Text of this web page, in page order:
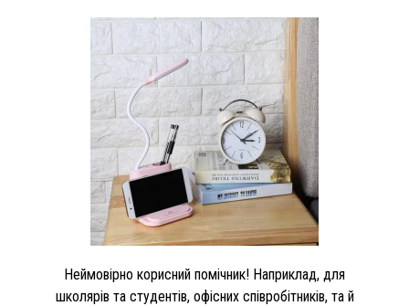
Неймовірно корисний помічник! Наприклад, для
школярів та студентів, офісних співробітників, та й